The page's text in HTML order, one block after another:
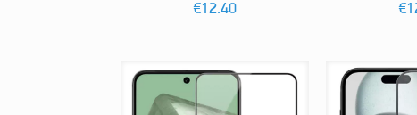
€12.40 €